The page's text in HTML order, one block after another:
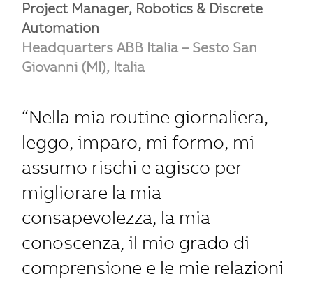
Project Manager, Robotics & Discrete
Automation
Headquarters ABB Italia – Sesto San
Giovanni (MI), Italia
“Nella mia routine giornaliera,
leggo, imparo, mi formo, mi
assumo rischi e agisco per
migliorare la mia
consapevolezza, la mia
conoscenza, il mio grado di
comprensione e le mie relazioni